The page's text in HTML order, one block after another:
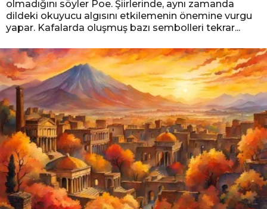
olmadığını söyler Poe. Şiirlerinde, aynı zamanda
dildeki okuyucu algısını etkilemenin önemine vurgu
yapar. Kafalarda oluşmuş bazı sembolleri tekrar...